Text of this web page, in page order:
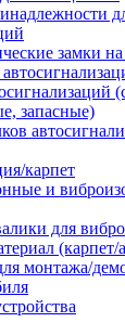
замки
запасные)
карпет
и
для
(карпет/
монтажа/